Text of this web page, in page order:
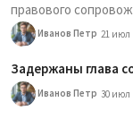
правового
Иванов Петр 21 июл
Задержаны глава
Иванов Петр 30 июл